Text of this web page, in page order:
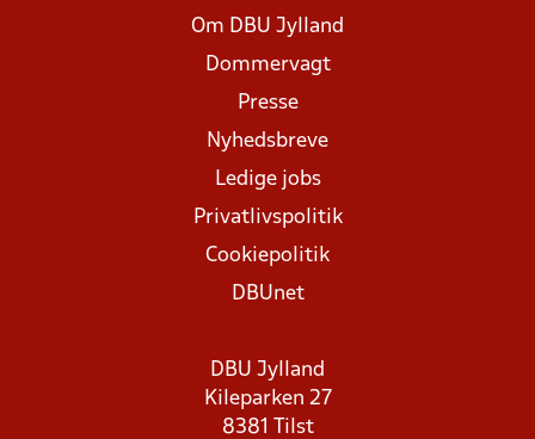
Om DBU Jylland
Dommervagt
Presse
Nyhedsbreve
Ledige jobs
Privatlivspolitik
Cookiepolitik
DBUnet
DBU Jylland
Kileparken 27
8381 Tilst